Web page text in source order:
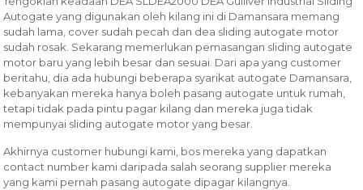
Autogate yang digunakan oleh kilang ini di Damansara memang
sudah lama, cover sudah pecah dan dea sliding autogate motor
sudah rosak. Sekarang memerlukan pemasangan sliding autogate
motor baru yang lebih besar dan sesuai. Dari apa yang customer
beritahu, dia ada hubungi beberapa syarikat autogate Damansara,
kebanyakan mereka hanya boleh pasang autogate untuk rumah,
tetapi tidak pada pintu pagar kilang dan mereka juga tidak
mempunyai sliding autogate motor yang besar.
Akhirnya customer hubungi kami, bos mereka yang dapatkan
contact number kami daripada salah seorang supplier mereka
yang kami pernah pasang autogate dipagar kilangnya.